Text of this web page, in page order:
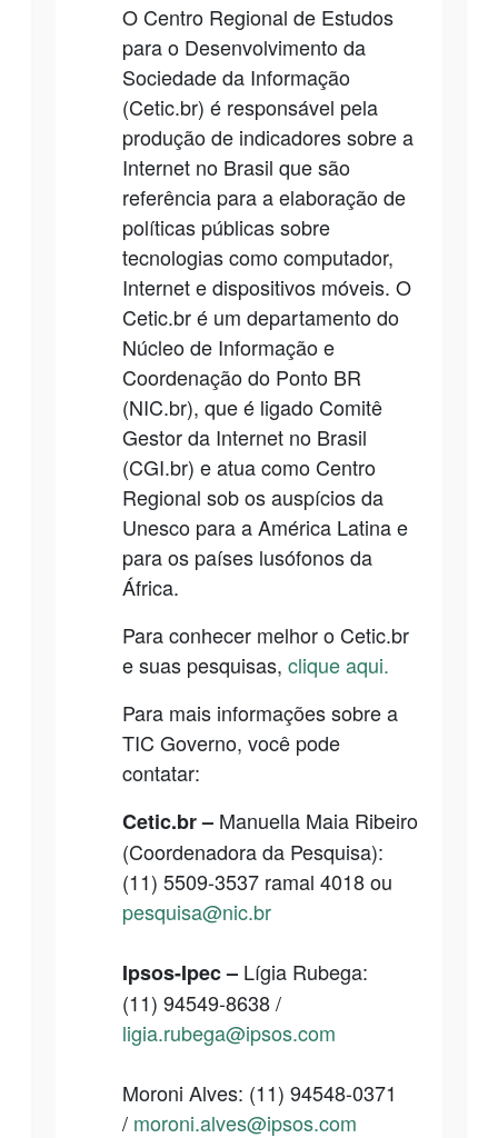
O Centro Regional de Estudos
para o Desenvolvimento da
Sociedade da Informação
(Cetic.br) é responsável pela
produção de indicadores sobre a
Internet no Brasil que são
referência para a elaboração de
políticas públicas sobre
tecnologias como computador,
Internet e dispositivos móveis. O
Cetic.br é um departamento do
Núcleo de Informação e
Coordenação do Ponto BR
(NIC.br), que é ligado Comitê
Gestor da Internet no Brasil
(CGI.br) e atua como Centro
Regional sob os auspícios da
Unesco para a América Latina e
para os países lusófonos da
África.
Para conhecer melhor o Cetic.br
e suas pesquisas, clique aqui.
Para mais informações sobre a
TIC Governo, você pode
contatar:
Cetic.br– Manuella Maia Ribeiro
(Coordenadora da Pesquisa):
(11) 5509-3537 ramal 4018 ou
pesquisa@nic.br
Ipsos-Ipec – Lígia Rubega:
(11) 94549-8638/
ligia.rubega@ipsos.com
Moroni Alves: (11) 94548-0371
/ moroni.alves@ipsos.com